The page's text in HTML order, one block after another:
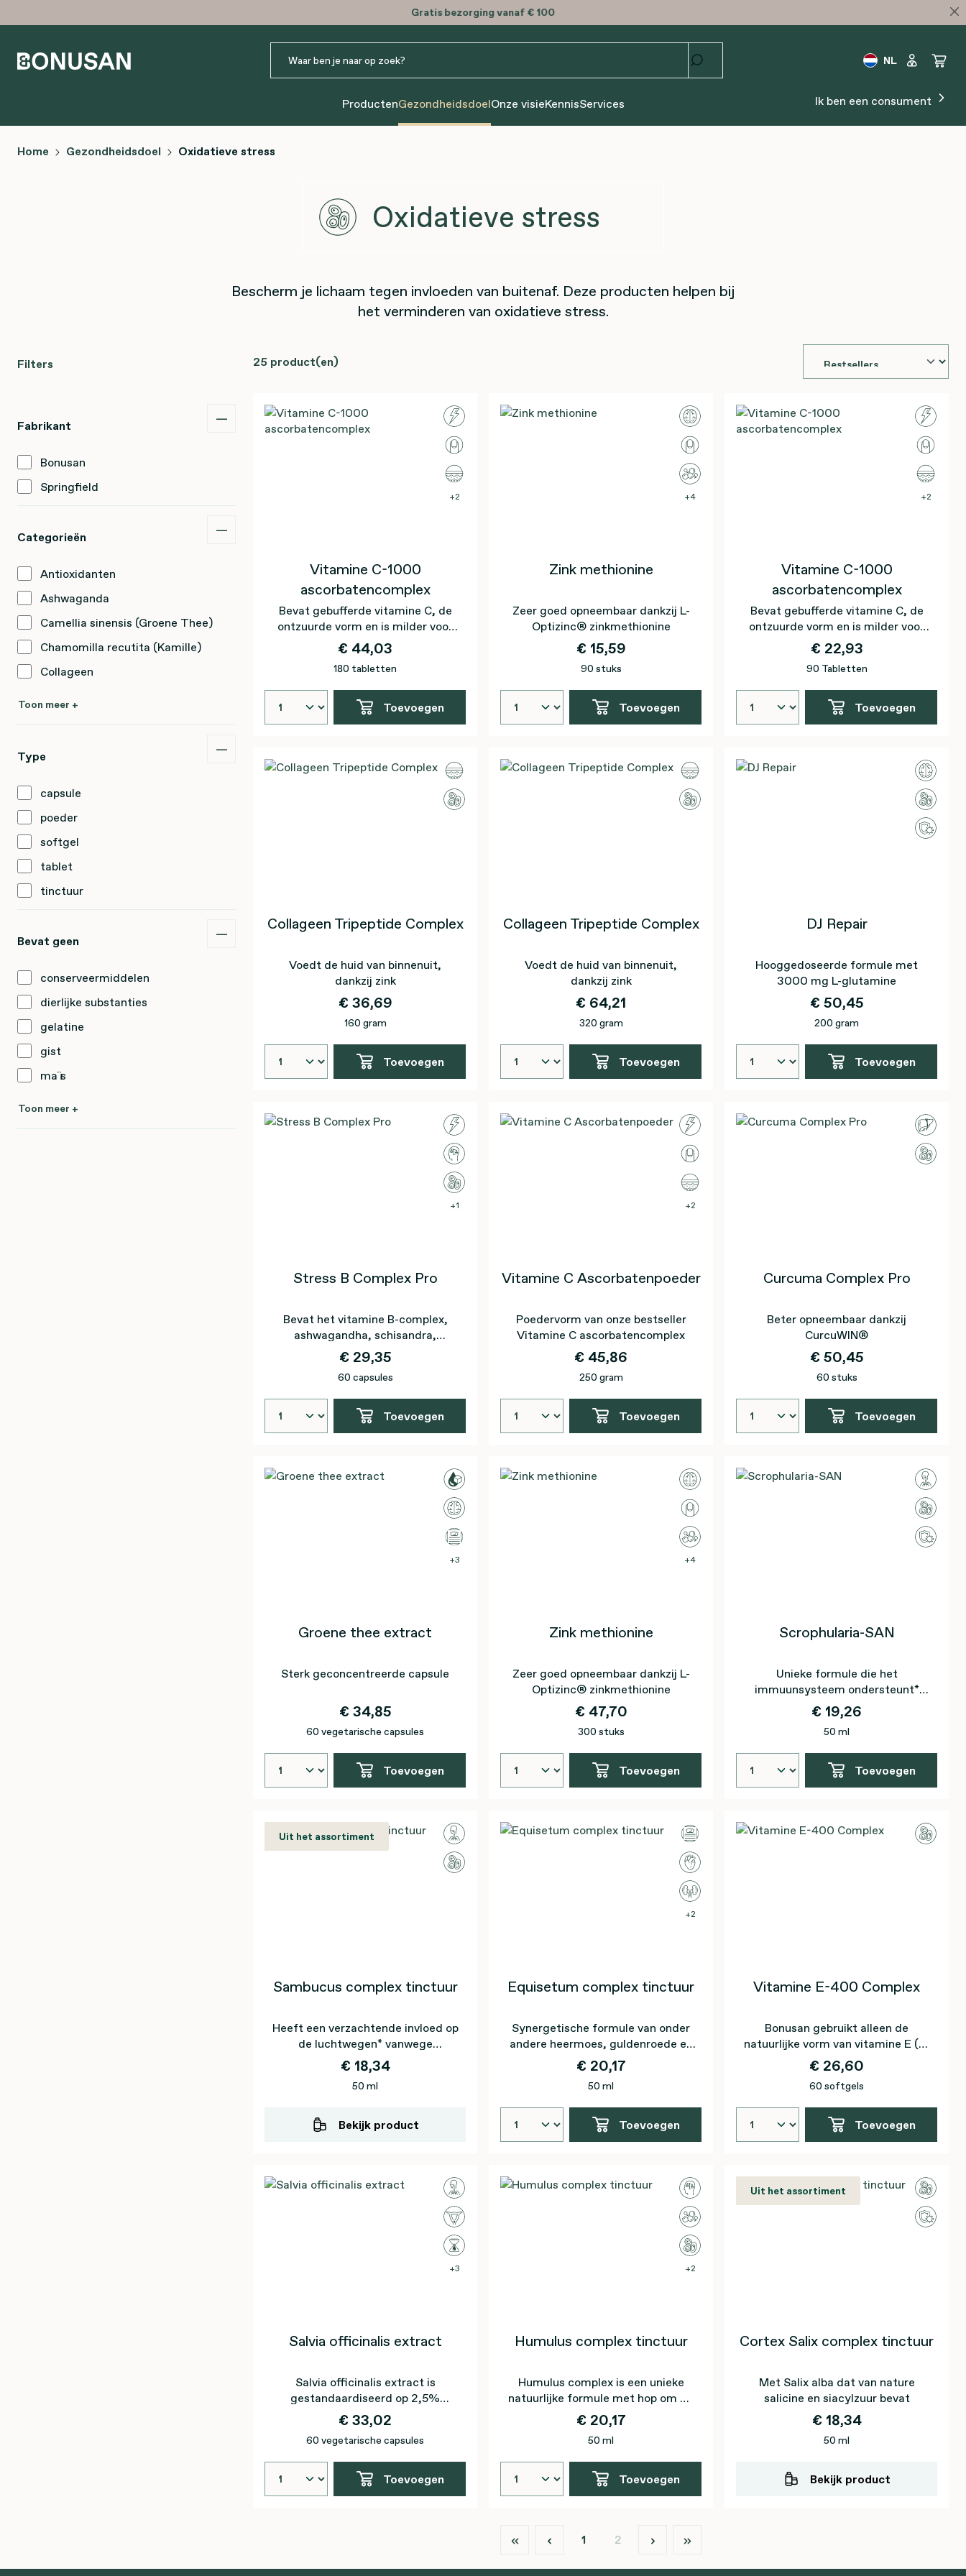
Gratisbezorging vanaf € 100
NL
ProductenGezondheidsdoelOnze visieKennisServices Ik ben een consument
Home Gezondheidsdoel Oxidatieve stress
Oxidatieve stress
Bescherm je lichaam tegen invloeden van buitenaf. Deze producten helpen bij
het verminderen van oxidatieve stress.
Filters
Fabrikant
Bonusan
Springfield
Categorieën
Antioxidanten
Ashwaganda
Camellia sinensis (Groene Thee)
Chamomilla recutita (Kamille)
Collageen
Toon meer +
Type
capsule
poeder
softgel
tablet
tinctuur
Bevat geen
conserveermiddelen
dierlijke substanties
gelatine
gist
maïs
Toon meer +
25 product(en)
2
Vitamine C-1000
ascorbatencomplex
Bevat gebufferde vitamine C, de
ontzuurde vorm en is milder voor
de tanden
€ 44,03
180 tabletten
Toevoegen
4
Zink methionine
Zeer goed opneembaar dankzij L-
Optizinc® zinkmethionine
€ 15,59
90 stuks
Toevoegen
2
Vitamine C-1000
ascorbatencomplex
Bevat gebufferde vitamine C, de
ontzuurde vorm en is milder voor
de tanden
€ 22,93
90 Tabletten
Toevoegen
Collageen Tripeptide Complex
Voedt de huid van binnenuit,
dankzij zink
€ 36,69
160 gram
Toevoegen
Collageen Tripeptide Complex
Voedt de huid van binnenuit,
dankzij zink
€ 64,21
320 gram
Toevoegen
DJ Repair
Hooggedoseerde formule met
3000 mg L-glutamine
€ 50,45
200 gram
Toevoegen
1
Stress B Complex Pro
Bevat het vitamine B-complex,
ashwagandha, schisandra,
magnesium én vitamine C
€ 29,35
60 capsules
Toevoegen
2
Vitamine C Ascorbatenpoeder
Poedervorm van onze bestseller
Vitamine C ascorbatencomplex
€ 45,86
250 gram
Toevoegen
Curcuma Complex Pro
Beter opneembaar dankzij
CurcuWIN®
€ 50,45
60 stuks
Toevoegen
3
Groene thee extract
Sterk geconcentreerde capsule
€ 34,85
60 vegetarische capsules
Toevoegen
4
Zink methionine
Zeer goed opneembaar dankzij L-
Optizinc® zinkmethionine
€ 47,70
300 stuks
Toevoegen
Scrophularia-SAN
Unieke formule die het
immuunsysteem ondersteunt*
door Betula en Solidago
€ 19,26
50 ml
Toevoegen
Uit het assortiment
Sambucus complex tinctuur
Heeft een verzachtende invloed op
de luchtwegen* vanwege
Sambucus
€ 18,34
50 ml
Bekijk product
2
Equisetum complex tinctuur
Synergetische formule van onder
andere heermoes, guldenroede en
kattensnor
€ 20,17
50 ml
Toevoegen
Vitamine E-400 Complex
Bonusan gebruikt alleen de
natuurlijke vorm van vitamine E (d-
alfa-tocoferol)
€ 26,60
60 softgels
Toevoegen
3
Salvia officinalis extract
Salvia officinalis extract is
gestandaardiseerd op 2,5%
rozemarijnzuur
€ 33,02
60 vegetarische capsules
Toevoegen
2
Humulus complex tinctuur
Humulus complex is een unieke
natuurlijke formule met hop om de
nachtrust te ondersteunen*
€ 20,17
50 ml
Toevoegen
Uit het assortiment
Cortex Salix complex tinctuur
Met Salix alba dat van nature
salicine en siacylzuur bevat
€ 18,34
50 ml
Bekijk product
Pagina
1 Pagina
2